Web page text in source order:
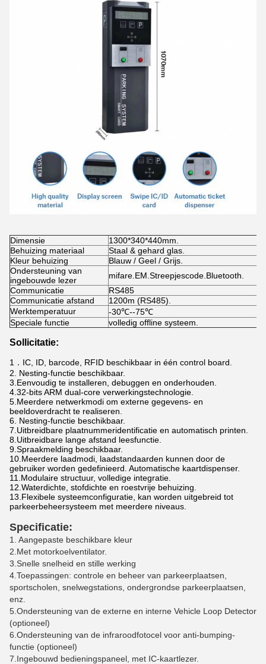
Dimensie
1300*340*440mm.
Behuizing materiaal
Staal & gehard glas.
Kleur behuizing
Blauw / Geel / Grijs.
Ondersteuning van
ingebouwde lezer
mifare.EM.Streepjescode.Bluetooth.
Communicatie
RS485
Communicatie afstand
1200m (RS485).
Werktemperatuur
-30℃--75℃
Speciale functie
volledig offline systeem.
Sollicitatie:
1． IC, ID, barcode, RFID beschikbaar in één control board.
2. Nesting-functie beschikbaar.
3. Eenvoudig te installeren, debuggen en onderhouden.
4. 32-bits ARM dual-core verwerkingstechnologie.
5. Meerdere netwerkmodi om externe gegevens- en
beeldoverdracht te realiseren.
6. Nesting-functie beschikbaar.
7. Uitbreidbare plaatnummeridentificatie en automatisch printen.
8. Uitbreidbare lange afstand leesfunctie.
9. Spraakmelding beschikbaar.
10. Meerdere laadmodi, laadstandaarden kunnen door de
gebruiker worden gedefinieerd. Automatische kaartdispenser.
11. Modulaire structuur, volledige integratie.
12.Waterdichte, stofdichte en roestvrije behuizing.
13. Flexibele systeemconfiguratie, kan worden uitgebreid tot
parkeerbeheersysteem met meerdere niveaus.
Specificatie:
1. Aangepaste beschikbare kleur
2. Met motorkoelventilator.
3. Snelle snelheid en stille werking
4. Toepassingen: controle en beheer van parkeerplaatsen,
sportscholen, snelwegstations, ondergrondse parkeerplaatsen,
enz.
5. Ondersteuning van de externe en interne Vehicle Loop Detector
(optioneel)
6. Ondersteuning van de infraroodfotocel voor anti-bumping-
functie (optioneel)
7. Ingebouwd bedieningspaneel, met IC-kaartlezer.